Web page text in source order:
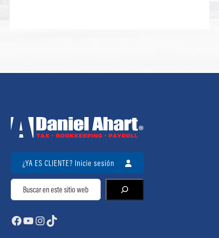
¿YA ES CLIENTE? Inicie sesión
Buscar
Facebook
YouTube
Instagram
TikTok